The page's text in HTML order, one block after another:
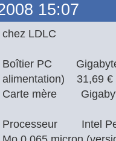
15:07
chez LDLC
Boîtier PC Gigabyte
alimentation)
Carte mère
Processeur Intel